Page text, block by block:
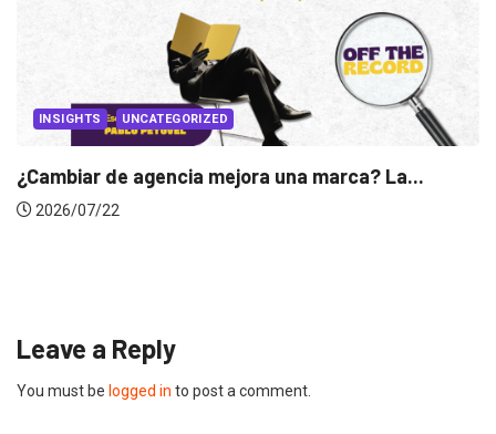
INSIGHTS
Leave a Reply
You must be logged in to post a comment.